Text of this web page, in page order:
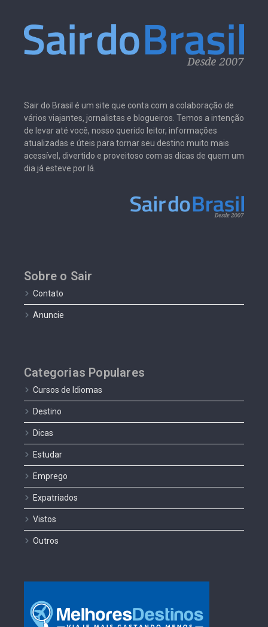
Sair do Brasil é um site que conta com a colaboração de
vários viajantes, jornalistas e blogueiros. Temos a intenção
de levar até você, nosso querido leitor, informações
atualizadas e úteis para tornar seu destino muito mais
acessível, divertido e proveitoso com as dicas de quem um
dia já esteve por lá.
Sobre o Sair
Contato
Anuncie
Categorias Populares
Cursos de Idiomas
Destino
Dicas
Estudar
Emprego
Expatriados
Vistos
Outros